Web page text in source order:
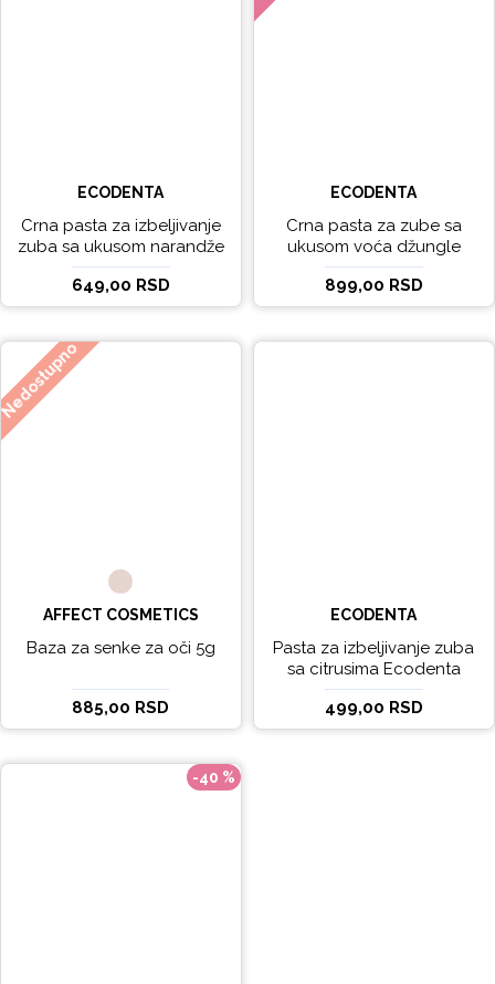
ECODENTA
Crna pasta za izbeljivanje
zuba sa ukusom narandže
Ecodenta 100 ml
649,00 RSD
ECODENTA
Crna pasta za zube sa
ukusom voća džungle
Ecodenta 75 ml
899,00 RSD
AFFECT COSMETICS
Baza za senke za oči 5g
885,00 RSD
ECODENTA
Pasta za izbeljivanje zuba
sa citrusima Ecodenta
EXPERT LINE EXCEPTIONAL
WHITENING 100ml
499,00 RSD
-40 %